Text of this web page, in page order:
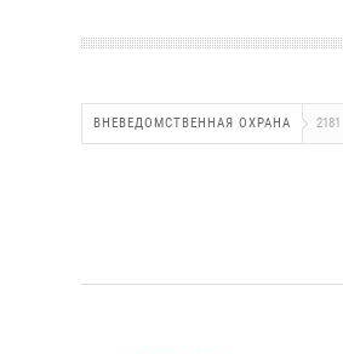
ВНЕВЕДОМСТВЕННАЯ ОХРАНА 2181